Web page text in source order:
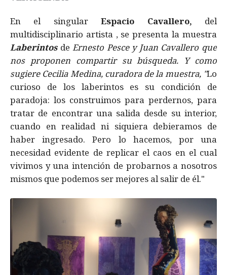
En el singularEspacio Cavallero, del
multidisciplinario artista , se presenta la muestra
LaberintosdeErnesto Pesce y Juan Cavallero que
nos proponen compartir su búsqueda. Y como
sugiere Cecilia Medina, curadora de la muestra, "Lo
curioso de los laberintos es su condición de
paradoja: los construimos para perdernos, para
tratar de encontrar una salida desde su interior,
cuando en realidad ni siquiera debieramos de
haber ingresado. Pero lo hacemos, por una
necesidad evidente de replicar el caos en el cual
vivimos y una intención de probarnos a nosotros
mismos que podemos ser mejores al salir de él."